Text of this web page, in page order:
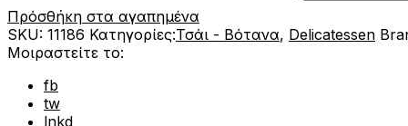
Πρόσθήκη στα αγαπημένα
SKU: 11186 Κατηγορίες:Τσάι - Βότανα, Delicatessen
Μοιραστείτε το:
fb
tw
lnkd